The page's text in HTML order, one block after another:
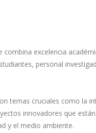
excelencia
personal
temas cruciales como la
innovadores que
y el medio ambiente.